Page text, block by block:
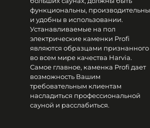
функциональны, производительны
и удобны в использовании.
Устанавливаемые на пол
электрические каменки Profi
являются образцами признанного
во всем мире качества Harvia.
Самое главное, каменка Profi дает
возможность Вашим
требовательным клиентам
насладиться профессиональной
сауной и расслабиться.